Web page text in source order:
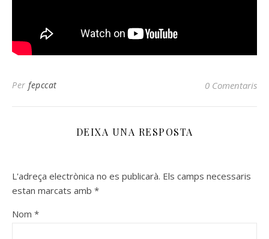
Per fepccat 0 Comentaris
DEIXA UNA RESPOSTA
L'adreça electrònica no es publicarà. Els camps necessaris
estan marcats amb *
Nom *